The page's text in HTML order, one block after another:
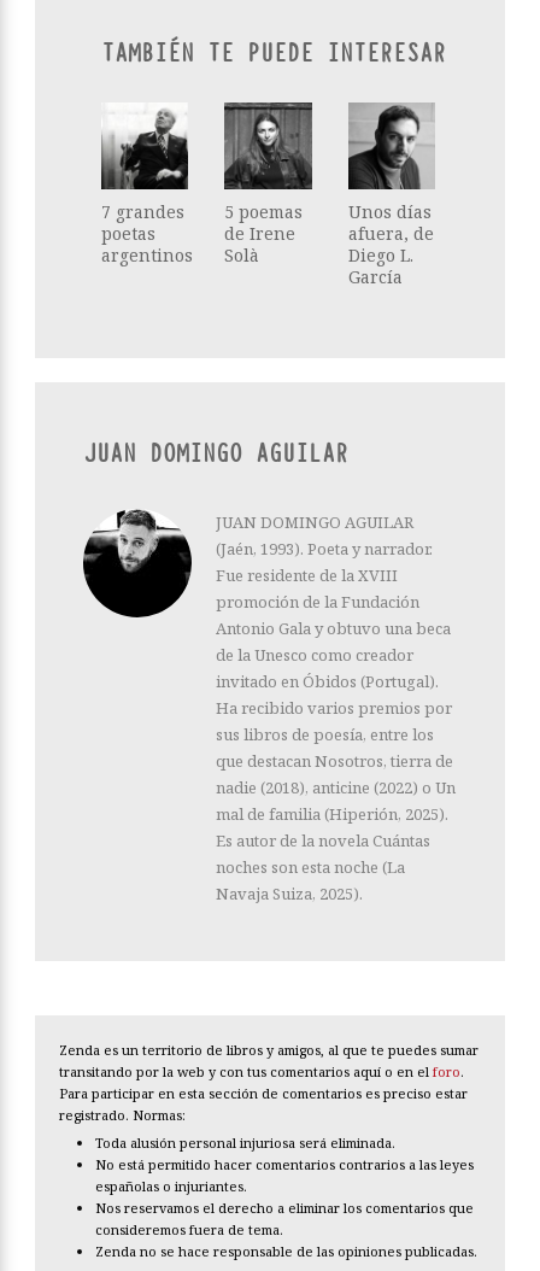
TAMBIÉN TE PUEDE INTERESAR
7 grandes
poetas
argentinos
5 poemas
de Irene
Solà
Unos días
afuera, de
Diego L.
García
JUAN DOMINGO AGUILAR
JUAN DOMINGO AGUILAR
(Jaén, 1993). Poeta y narrador.
Fue residente de la XVIII
promoción de la Fundación
Antonio Gala y obtuvo una beca
de la Unesco como creador
invitado en Óbidos (Portugal).
Ha recibido varios premios por
sus libros de poesía, entre los
que destacan Nosotros, tierra de
nadie (2018), anticine (2022) o Un
mal de familia (Hiperión, 2025).
Es autor de la novela Cuántas
noches son esta noche (La
Navaja Suiza, 2025).
Zenda es un territorio de libros y amigos, al que te puedes sumar
transitando por la web y con tus comentarios aquí o en el foro.
Para participar en esta sección de comentarios es preciso estar
registrado. Normas:
Toda alusión personal injuriosa será eliminada.
No está permitido hacer comentarios contrarios a las leyes
españolas o injuriantes.
Nos reservamos el derecho a eliminar los comentarios que
consideremos fuera de tema.
Zenda no se hace responsable de las opiniones publicadas.